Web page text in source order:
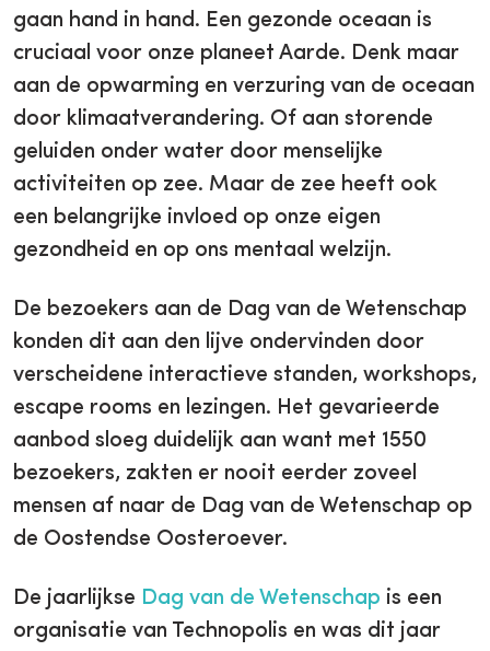
gaan hand in hand. Een gezonde oceaan is
cruciaal voor onze planeet Aarde. Denk maar
aan de opwarming en verzuring van de oceaan
door klimaatverandering. Of aan storende
geluiden onder water door menselijke
activiteiten op zee. Maar de zee heeft ook
een belangrijke invloed op onze eigen
gezondheid en op ons mentaal welzijn.
De bezoekers aan de Dag van de Wetenschap
konden dit aan den lijve ondervinden door
verscheidene interactieve standen, workshops,
escape rooms en lezingen. Het gevarieerde
aanbod sloeg duidelijk aan want met 1550
bezoekers, zakten er nooit eerder zoveel
mensen af naar de Dag van de Wetenschap op
de Oostendse Oosteroever.
De jaarlijkse Dag van de Wetenschap is een
organisatie van Technopolis en was dit jaar